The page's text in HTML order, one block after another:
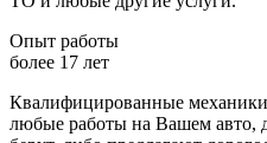
Опыт работы
более 17 лет
Квалифицированные
любые работы на Вашем авто,